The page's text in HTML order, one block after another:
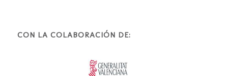
CON LA COLABORACIÓN DE: